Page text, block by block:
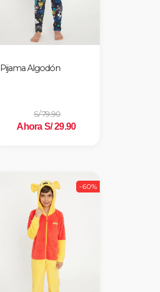
Pijama Algodón
S/ 79.90
Ahora S/ 29.90
-60%